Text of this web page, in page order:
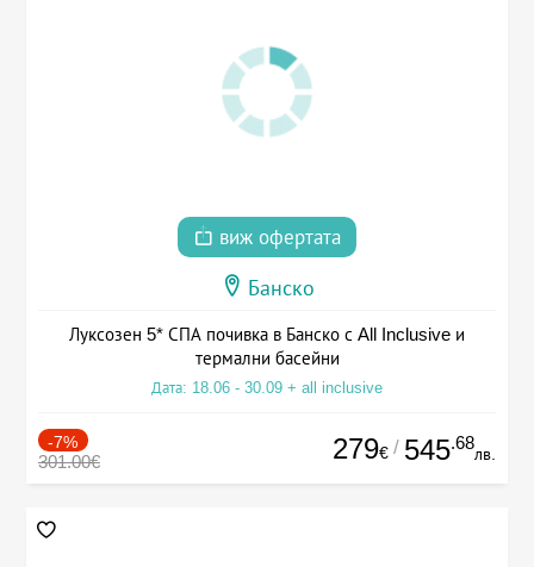
виж офертата
Банско
Луксозен 5* СПА почивка в Банско с All Inclusive и
термални басейни
Дата: 18.06 - 30.09 + all inclusive
-7%
301.00€ 279€ / 545.68
лв.